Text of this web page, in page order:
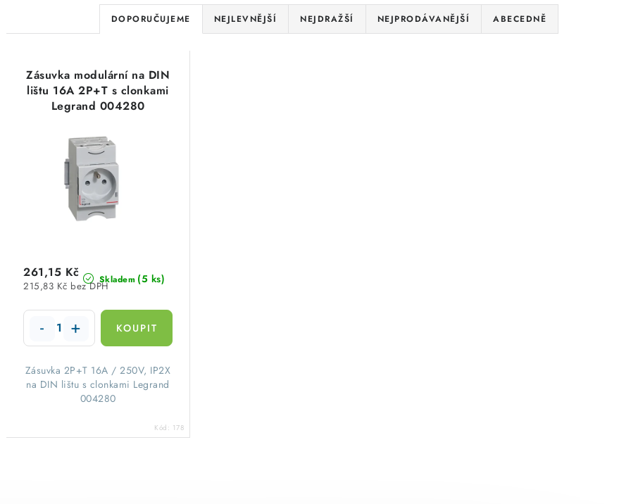
Ř
a
z
e
í
p
r
u
k
t
ů
DOPORUČUJEME NEJLEVNĚJŠÍ NEJDRAŽŠÍ NEJPRODÁVANĚJŠÍ ABECEDNĚ
Zásuvka modulární na DIN
lištu 16A 2P+T s clonkami
Legrand 004280
Skladem (5 ks)
215,83 Kč bez DPH
261,15 Kč
Zásuvka 2P+T 16A / 250V, IP2X
na DIN lištu s clonkami Legrand
004280
Kód: 178